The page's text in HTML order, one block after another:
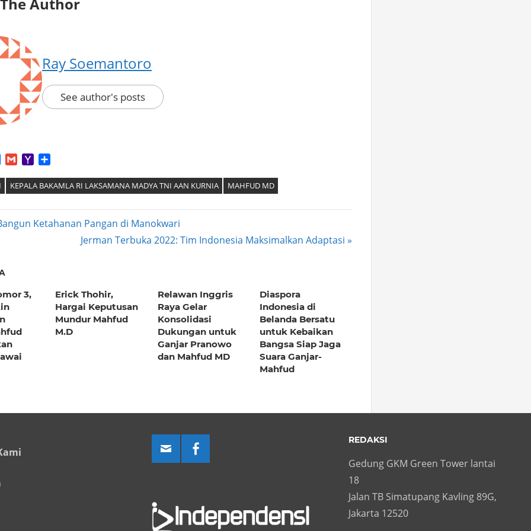
Ray Soemantoro
See author's posts
Facebook
GmailYahoo
KEPALA BAKAMLA RI LAKSAMANA MADYA TNI AAN KURNIA MAHFUD MD
Ketahanan Pangan di Manokwari
Next
Jerman Terbuka 2022: Tim Indonesia Maksimalkan Adaptasi
3,
Erick Thohir,
Hargai Keputusan
Mundur Mahfud
M.D
Relawan Inggris
Raya Gelar
Konsolidasi
Dukungan untuk
Ganjar Pranowo
dan Mahfud MD
Diaspora
Indonesia di
Belanda Bersatu
untuk Kebaikan
Bangsa Siap Jaga
Suara Ganjar-
Mahfud
REDAKSI
Gedung GKM Green Tower lantai
18
Jalan TB Simatupang Kavling 89G,
Jakarta 12520